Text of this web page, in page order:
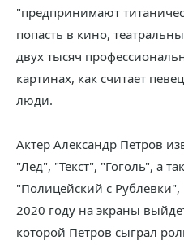
"предпринимают
попасть в кино,
двух тысяч
картинах, как считает
люди.
Актер Александр Петров
"Лед", "Текст", "Гоголь", а
"Полицейский с
2020 году на экраны
которой Петров сыграл